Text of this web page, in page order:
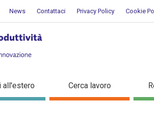
News Contattaci Privacy Policy Cookie
IL RIUTILIZZO:
all'estero Cerca lavoro